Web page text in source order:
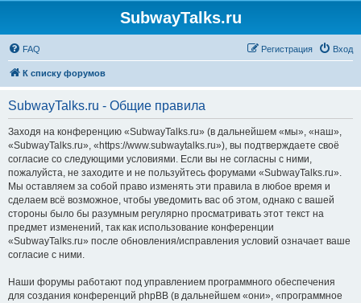
SubwayTalks.ru
FAQ Вход
Регистрация
К списку форумов
SubwayTalks.ru - Общие правила
Заходя на конференцию «SubwayTalks.ru» (в дальнейшем «мы», «наш»,
«SubwayTalks.ru», «https://www.subwaytalks.ru»), вы подтверждаете своё
согласие со следующими условиями. Если вы не согласны с ними,
пожалуйста, не заходите и не пользуйтесь форумами «SubwayTalks.ru».
Мы оставляем за собой право изменять эти правила в любое время и
сделаем всё возможное, чтобы уведомить вас об этом, однако с вашей
стороны было бы разумным регулярно просматривать этот текст на
предмет изменений, так как использование конференции
«SubwayTalks.ru» после обновления/исправления условий означает ваше
согласие с ними.
Наши форумы работают под управлением программного обеспечения
для создания конференций phpBB (в дальнейшем «они», «программное